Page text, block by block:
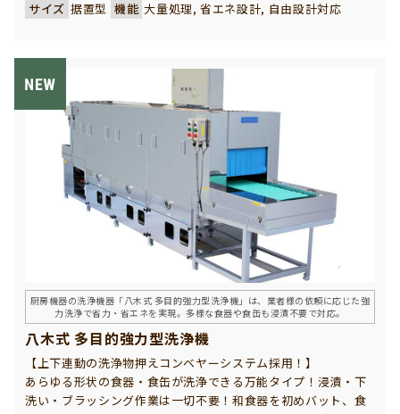
サイズ 据置型 機能 大量処理, 省エネ設計, 自由設計対応
厨房機器の洗浄機器「八木式 多目的強力型洗浄機」は、業者様の依頼に応じた強
力洗浄で省力・省エネを実現。多様な食器や食缶も浸漬不要で対応。
八木式 多目的強力型洗浄機
【上下連動の洗浄物押えコンベヤーシステム採用！】
あらゆる形状の食器・食缶が洗浄できる万能タイプ！浸漬・下
洗い・ブラッシング作業は一切不要！和食器を初めバット、食